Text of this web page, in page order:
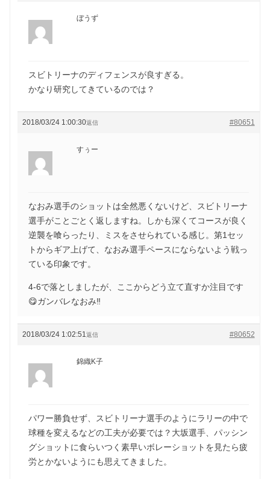
ぼうず
スビトリーナのディフェンスが良すぎる。
かなり研究してきているのでは？
2018/03/24 1:00:30 #80651
返信
すぅー
なおみ選手のショットは全然悪くないけど、スビトリーナ
選手がことごとく返しますね。しかも深くてコースが良く
逆襲を喰らったり、ミスをさせられている感じ。第1セッ
トからギア上げて、なおみ選手ペースにならないよう戦っ
ている印象です。
4-6で落としましたが、ここからどう立て直すか注目です
😋ガンバレなおみ‼️
2018/03/24 1:02:51 #80652
返信
錦織K子
パワー勝負せず、スビトリーナ選手のようにラリーの中で
球種を変えるなどの工夫が必要では？大坂選手、パッシン
グショットに食らいつく素早いボレーショットを見たら疲
労とかないようにも思えてきました。